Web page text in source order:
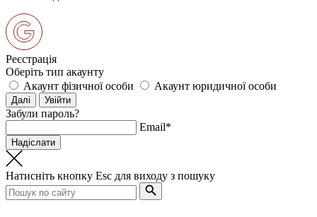
Реєстрація
Оберіть тип акаунту
Акаунт фізичної особи
Акаунт юридичної особи
Забули пароль?
Email*
Натисніть кнопку Esc для виходу з пошуку